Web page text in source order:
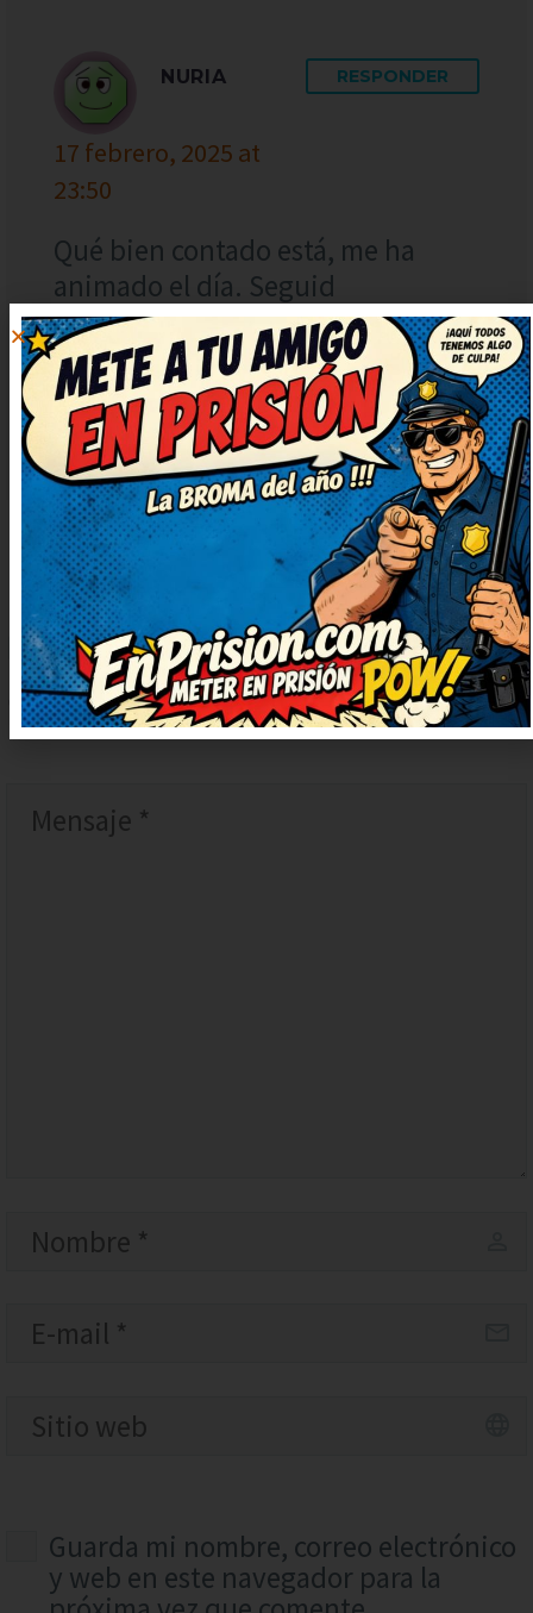
NURIA
17 febrero, 2025 at
23:50
RESPONDER
Qué bien contado está, me ha
animado el día. Seguid
publicando más, que alegran un
montón. Necesitaba una risa así,
gracias por publicarlo. Qué arte,
ojalá subáis más chistes así.
DEJARUN
COMENTARIO
Guarda mi nombre, correo electrónico
y web en este navegador para la